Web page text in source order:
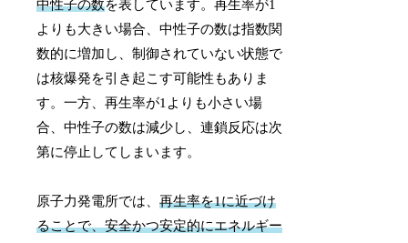
中性子の数を表しています。再生率が1
よりも大きい場合、中性子の数は指数関
数的に増加し、制御されていない状態で
は核爆発を引き起こす可能性もありま
す。一方、再生率が1よりも小さい場
合、中性子の数は減少し、連鎖反応は次
第に停止してしまいます。
原子力発電所では、再生率を1に近づけ
ることで、安全かつ安定的にエネルギー